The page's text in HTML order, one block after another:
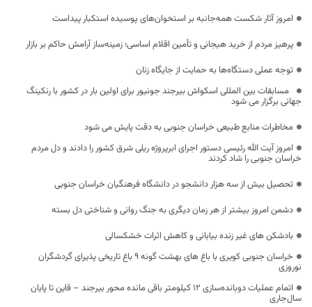
امروز آثار شکست همه‌جانبه بر استخوان‌های پوسیده استکبار پیداست
پرهیز مردم از خرید هیجانی و تأمین اقلام اساسی؛ زمینه‌ساز آرامش حاکم بر بازار
توجه عملی دستگاه‌ها به حمایت از جایگاه زنان
‍ ‍ مسابقات بین المللی اسکواش بیرجند جونیور برای اولین بار در کشور با رنکینگ
جهانی برگزار می شود
مخاطرات منابع طبیعی خراسان جنوبی به دقت پایش می شود
امروز آیت الله رئیسی دستور اجرای ابرپروژه ریلی شرق کشور را دادند و دل مردم
خراسان جنوبی را شاد کردند
تحصیل بیش از سه هزار دانشجو در دانشگاه فرهنگیان خراسان جنوبی
دشمن امروز بیشتر از هر زمان دیگری به جنگ روانی و شناختی دل بسته
بادشکن های غیر زنده بیابانی و کاهش اثرات خشکسالی
خراسان جنوبی کویری با باغ های بهشت گونه 9 باغ تاریخی پذیرای گردشگران
نوروزی
اتمام عملیات دوبانده‌سازی ۱۲ کیلومتر باقی مانده محور بیرجند – قاین تا پایان
سال‌جاری